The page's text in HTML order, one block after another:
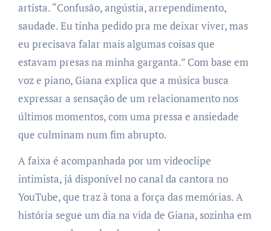
artista. “Confusão, angústia, arrependimento,
saudade. Eu tinha pedido pra me deixar viver, mas
eu precisava falar mais algumas coisas que
estavam presas na minha garganta.” Com base em
voz e piano, Giana explica que a música busca
expressar a sensação de um relacionamento nos
últimos momentos, com uma pressa e ansiedade
que culminam num fim abrupto.
A faixa é acompanhada por um videoclipe
intimista, já disponível no canal da cantora no
YouTube, que traz à tona a força das memórias. A
história segue um dia na vida de Giana, sozinha em